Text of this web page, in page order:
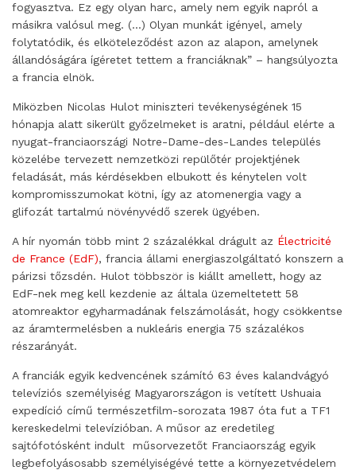
fogyasztva. Ez egy olyan harc, amely nem egyik napról a
másikra valósul meg. (…) Olyan munkát igényel, amely
folytatódik, és elköteleződést azon az alapon, amelynek
állandóságára ígéretet tettem a franciáknak” – hangsúlyozta
a francia elnök.
Miközben Nicolas Hulot miniszteri tevékenységének 15
hónapja alatt sikerült győzelmeket is aratni, például elérte a
nyugat-franciaországi Notre-Dame-des-Landes település
közelébe tervezett nemzetközi repülőtér projektjének
feladását, más kérdésekben elbukott és kénytelen volt
kompromisszumokat kötni, így az atomenergia vagy a
glifozát tartalmú növényvédő szerek ügyében.
A hír nyomán több mint 2 százalékkal drágult az Électricité
de France (EdF), francia állami energiaszolgáltató konszern a
párizsi tőzsdén. Hulot többször is kiállt amellett, hogy az
EdF-nek meg kell kezdenie az általa üzemeltetett 58
atomreaktor egyharmadának felszámolását, hogy csökkentse
az áramtermelésben a nukleáris energia 75 százalékos
részarányát.
A franciák egyik kedvencének számító 63 éves kalandvágyó
televíziós személyiség Magyarországon is vetített Ushuaia
expedíció című természetfilm-sorozata 1987 óta fut a TF1
kereskedelmi televízióban. A műsor az eredetileg
sajtófotósként indult műsorvezetőt Franciaország egyik
legbefolyásosabb személyiségévé tette a környezetvédelem